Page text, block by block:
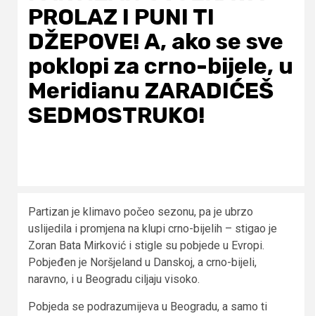
PROLAZ I PUNI TI
DŽEPOVE! A, ako se sve
poklopi za crno-bijele, u
Meridianu ZARADIĆEŠ
SEDMOSTRUKO!
Partizan je klimavo počeo sezonu, pa je ubrzo
uslijedila i promjena na klupi crno-bijelih – stigao je
Zoran Bata Mirković i stigle su pobjede u Evropi.
Pobjeđen je Noršjeland u Danskoj, a crno-bijeli,
naravno, i u Beogradu ciljaju visoko.
Pobjeda se podrazumijeva u Beogradu, a samo ti